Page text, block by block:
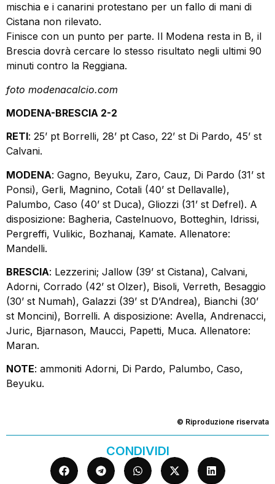
mischia e i canarini protestano per un fallo di mani di
Cistana non rilevato.
Finisce con un punto per parte. Il Modena resta in B, il
Brescia dovrà cercare lo stesso risultato negli ultimi 90
minuti contro la Reggiana.
foto modenacalcio.com
MODENA-BRESCIA 2-2
RETI: 25’ pt Borrelli, 28’ pt Caso, 22’ st Di Pardo, 45’ st
Calvani.
MODENA: Gagno, Beyuku, Zaro, Cauz, Di Pardo (31’ st
Ponsi), Gerli, Magnino, Cotali (40’ st Dellavalle),
Palumbo, Caso (40’ st Duca), Gliozzi (31’ st Defrel). A
disposizione: Bagheria, Castelnuovo, Botteghin, Idrissi,
Pergreffi, Vulikic, Bozhanaj, Kamate. Allenatore:
Mandelli.
BRESCIA: Lezzerini; Jallow (39’ st Cistana), Calvani,
Adorni, Corrado (42’ st Olzer), Bisoli, Verreth, Besaggio
(30’ st Numah), Galazzi (39’ st D’Andrea), Bianchi (30’
st Moncini), Borrelli. A disposizione: Avella, Andrenacci,
Juric, Bjarnason, Maucci, Papetti, Muca. Allenatore:
Maran.
NOTE: ammoniti Adorni, Di Pardo, Palumbo, Caso,
Beyuku.
© Riproduzione riservata
CONDIVIDI